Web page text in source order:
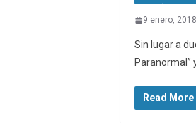
9 enero, 2018
Sin lugar a
Paranormal”
Read More